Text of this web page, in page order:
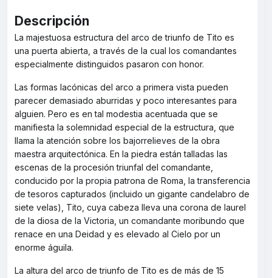
Descripción
La majestuosa estructura del arco de triunfo de Tito es
una puerta abierta, a través de la cual los comandantes
especialmente distinguidos pasaron con honor.
Las formas lacónicas del arco a primera vista pueden
parecer demasiado aburridas y poco interesantes para
alguien. Pero es en tal modestia acentuada que se
manifiesta la solemnidad especial de la estructura, que
llama la atención sobre los bajorrelieves de la obra
maestra arquitectónica. En la piedra están talladas las
escenas de la procesión triunfal del comandante,
conducido por la propia patrona de Roma, la transferencia
de tesoros capturados (incluido un gigante candelabro de
siete velas), Tito, cuya cabeza lleva una corona de laurel
de la diosa de la Victoria, un comandante moribundo que
renace en una Deidad y es elevado al Cielo por un
enorme águila.
La altura del arco de triunfo de Tito es de más de 15